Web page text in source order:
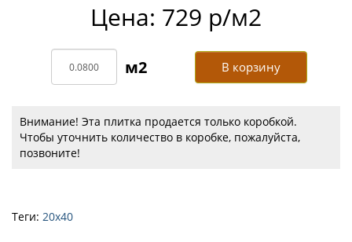
Цена: 729 р/м2
В корзину
Внимание! Эта плитка продается только коробкой.
Чтобы уточнить количество в коробке, пожалуйста,
позвоните!
Теги: 20х40